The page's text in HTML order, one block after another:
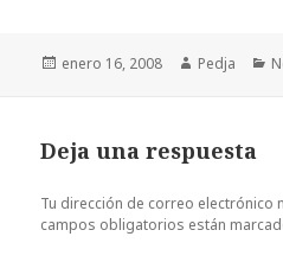
Publicado
enero 16, 2008 Autor
Pedja
Deja una respuesta
Tu dirección de correo electrónico
campos obligatorios están